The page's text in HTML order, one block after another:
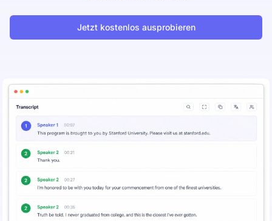
Jetzt kostenlos ausprobieren